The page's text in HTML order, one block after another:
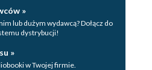
»
lub dużym wydawcą? Dołącz do
dystrybucji!
»
w Twojej firmie.